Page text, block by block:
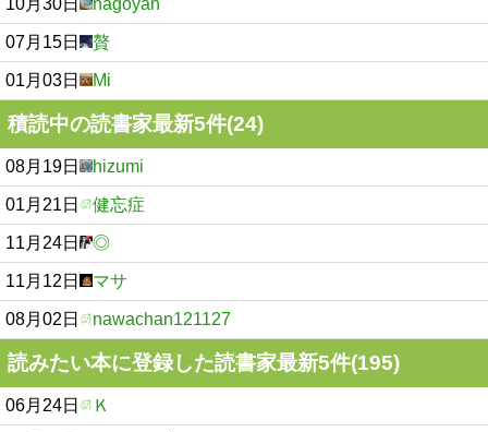
10月30日 nagoyan
07月15日 贅
01月03日 Mi
積読中の読書家最新5件(24)
08月19日 hizumi
01月21日 健忘症
11月24日 ◎
11月12日 マサ
08月02日 nawachan121127
読みたい本に登録した読書家最新5件(195)
06月24日 Ｋ